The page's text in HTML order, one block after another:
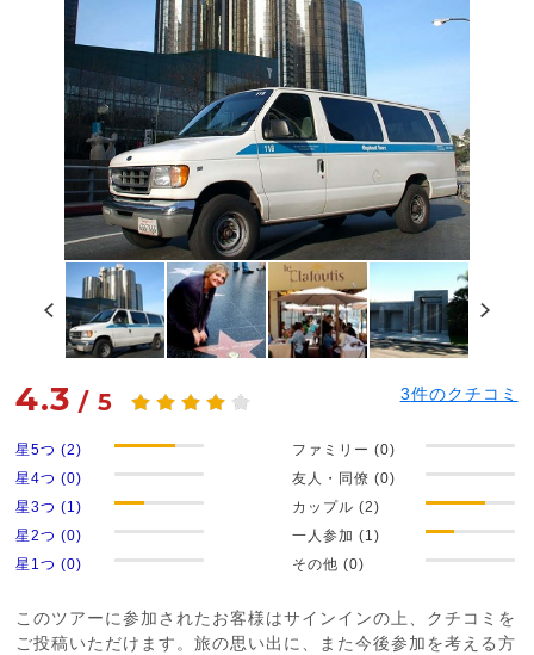
4.3 /5 3件のクチコミ
星5つ (2)
星4つ (0)
星3つ (1)
星2つ (0)
星1つ (0)
ファミリー (0)
友人・同僚 (0)
カップル (2)
一人参加 (1)
その他 (0)
このツアーに参加されたお客様はサインインの上、クチコミを
ご投稿いただけます。旅の思い出に、また今後参加を考える方